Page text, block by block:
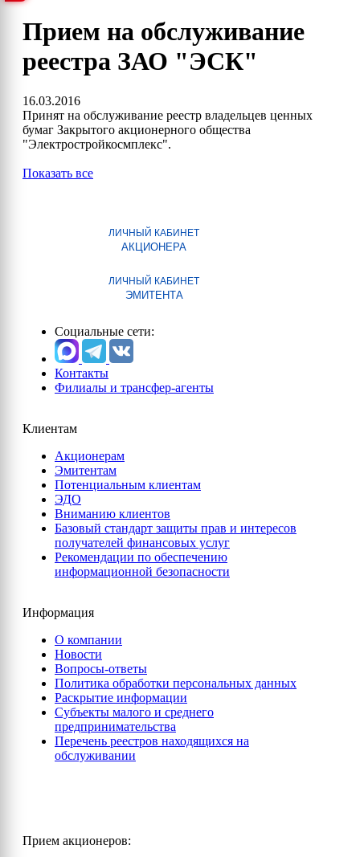
Прием на обслуживание
реестра ЗАО "ЭСК"
16.03.2016
Принят на обслуживание реестр владельцев ценных
бумаг Закрытого акционерного общества
"Электростройкосмплекс".
Показать все
ЛИЧНЫЙ КАБИНЕТ
АКЦИОНЕРА
ЛИЧНЫЙ КАБИНЕТ
ЭМИТЕНТА
Социальные сети:
Контакты
Филиалы и трансфер-агенты
Клиентам
Акционерам
Эмитентам
Потенциальным клиентам
ЭДО
Вниманию клиентов
Базовый стандарт защиты прав и интересов
получателей финансовых услуг
Рекомендации по обеспечению
информационной безопасности
Информация
О компании
Новости
Вопросы-ответы
Политика обработки персональных данных
Раскрытие информации
Субъекты малого и среднего
предпринимательства
Перечень реестров находящихся на
обслуживании
Прием акционеров: